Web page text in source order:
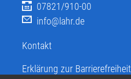
07821/910-00
info@lahr.de
Kontakt
Erklärung zur Barrierefreiheit